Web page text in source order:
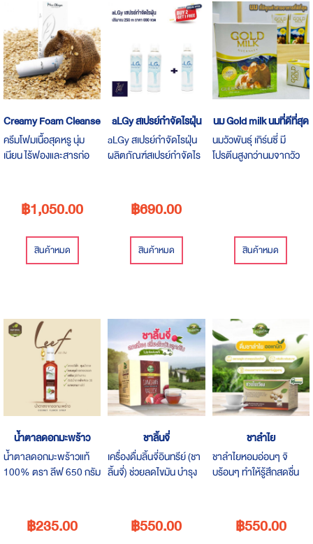
Direction
Creamy Foam Cleanser
ครีมโฟมเนื้อสุดหรู นุ่ม
เนียน ไร้ฟองและสารก่อ
ชาญแล้วว่าอ่อนโยนต่อผิว
฿1,050.00
สินค้าหมด
aLGy สเปรย์กำจัดไรฝุ่น
aLGy สเปรย์กำจัดไรฝุ่น
ผลิตภัณฑ์สเปรย์กำจัดไร
กำจัดไรฝุ่น
฿690.00
สินค้าหมด
นม Gold milk นมที่ดีที่สุด
นมวัวพันธุ์ เกิร์นซี่ มี
โปรตีนสูงกว่านมจากวัว
สินค้าหมด
น้ำตาลดอกมะพร้าว
น้ำตาลดอกมะพร้าวแท้
100% ตรา ลีฟ 650 กรัม
สามารถใช้ปรุงอาหารแทน
น้ำตาลทราย ทุกการปรุง
฿235.00
ชาลิ้นจี่
เครื่องดื่มลิ้นจี่อินทรีย์ (ชา
ลิ้นจี่) ช่วยลดไขมัน บำรุง
฿550.00
ชาลำไย
ชาลำไยหอมอ่อนๆ จิ
บร้อนๆ ทำให้รู้สึกสดชื่น
ประโยชน์ต่อสุขภาพ
฿550.00